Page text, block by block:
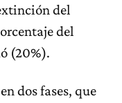
del
del
(20%).
dos fases, que